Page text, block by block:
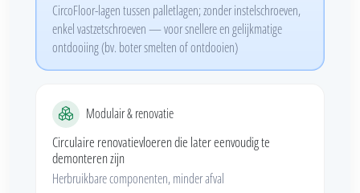
CircoFloor-lagen tussen palletlagen; zonder instelschroeven,
enkel vastzetschroeven — voor snellere en gelijkmatige
ontdooiing (bv. boter smelten of ontdooien)
Modulair & renovatie
Circulaire renovatievloeren die later eenvoudig te
demonteren zijn
Herbruikbare componenten, minder afval